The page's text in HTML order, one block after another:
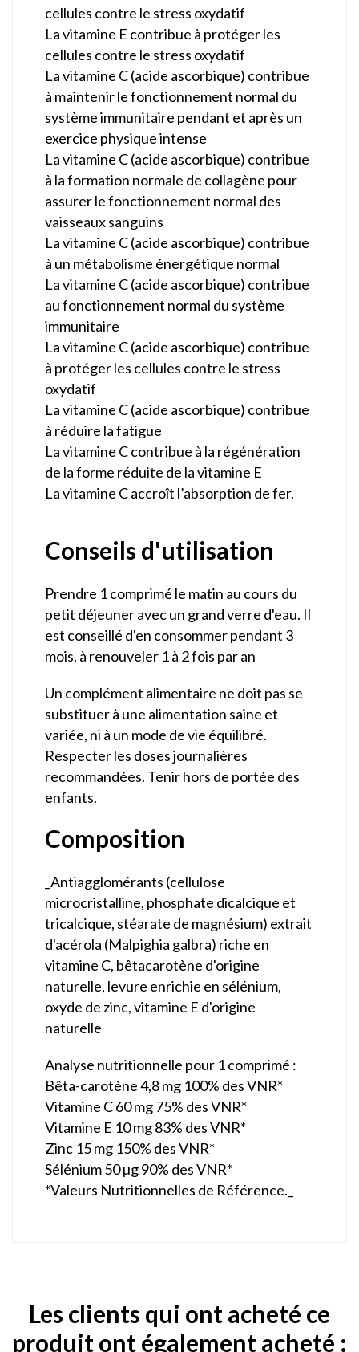
cellules contre le stress oxydatif
La vitamine E contribue à protéger les
cellules contre le stress oxydatif
La vitamine C (acide ascorbique) contribue
à maintenir le fonctionnement normal du
système immunitaire pendant et après un
exercice physique intense
La vitamine C (acide ascorbique) contribue
à la formation normale de collagène pour
assurer le fonctionnement normal des
vaisseaux sanguins
La vitamine C (acide ascorbique) contribue
à un métabolisme énergétique normal
La vitamine C (acide ascorbique) contribue
au fonctionnement normal du système
immunitaire
La vitamine C (acide ascorbique) contribue
à protéger les cellules contre le stress
oxydatif
La vitamine C (acide ascorbique) contribue
à réduire la fatigue
La vitamine C contribue à la régénération
de la forme réduite de la vitamine E
La vitamine C accroît l’absorption de fer.
Conseils d'utilisation
Prendre 1 comprimé le matin au cours du
petit déjeuner avec un grand verre d'eau. Il
est conseillé d'en consommer pendant 3
mois, à renouveler 1 à 2 fois par an
Un complément alimentaire ne doit pas se
substituer à une alimentation saine et
variée, ni à un mode de vie équilibré.
Respecter les doses journalières
recommandées. Tenir hors de portée des
enfants.
Composition
_Antiagglomérants (cellulose
microcristalline, phosphate dicalcique et
tricalcique, stéarate de magnésium) extrait
d'acérola (Malpighia galbra) riche en
vitamine C, bêtacarotène d'origine
naturelle, levure enrichie en sélénium,
oxyde de zinc, vitamine E d'origine
naturelle
Analyse nutritionnelle pour 1 comprimé :
Bêta-carotène 4,8 mg 100% des VNR*
Vitamine C 60 mg 75% des VNR*
Vitamine E 10 mg 83% des VNR*
Zinc 15 mg 150% des VNR*
Sélénium 50 µg 90% des VNR*
*Valeurs Nutritionnelles de Référence._
Les clients qui ont acheté ce
produit ont également acheté :